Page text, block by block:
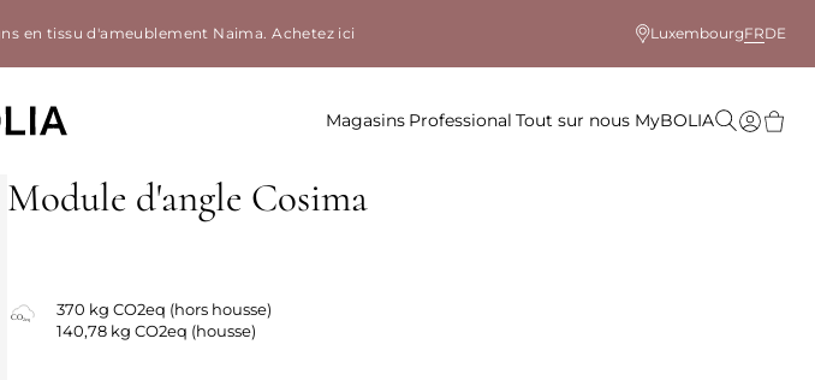
en tissu d'ameublement Naima.Achetez ici LuxembourgFRDE
Magasins Professional Tout sur nous MyBOLIA
Module d'angle Cosima
370 kg CO2eq (hors housse)
140,78 kg CO2eq (housse)
Housses amovibles